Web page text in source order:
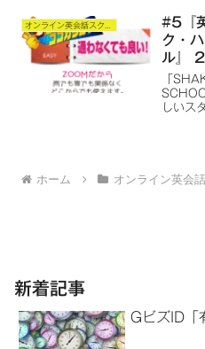
言語の
#5『
ク・
ル』
「
しいス
ホーム オンライン英会
新着記事
GビズID「